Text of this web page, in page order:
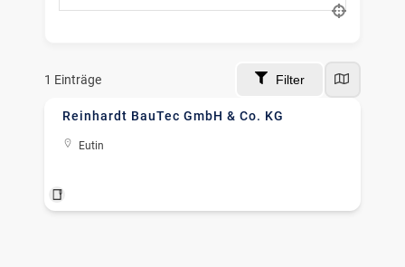
1 Einträge Filter
Reinhardt BauTec GmbH & Co. KG
Eutin